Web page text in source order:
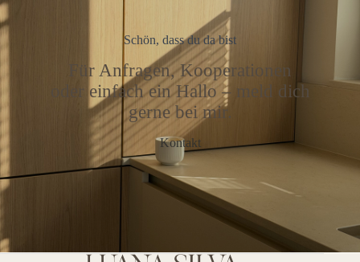
Schön, dass du da bist
Für Anfragen, Kooperationen
oder einfach ein Hallo – meld dich
gerne bei mir.
Kontakt